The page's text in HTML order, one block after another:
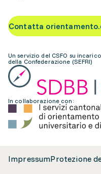
Contatta
Un servizio del CSFO su
della Confederazione (SEFRI)
In collaborazione con:
ImpressumProtezione